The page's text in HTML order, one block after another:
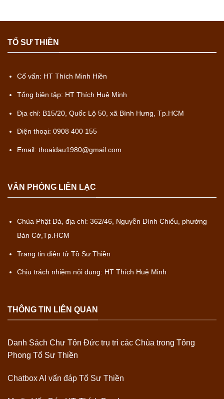
TỔ SƯ THIỀN
Cố vấn: HT Thích Minh Hiền
Tổng biên tập: HT Thích Huệ Minh
Địa chỉ: B15/20, Quốc Lộ 50, xã Bình Hưng, Tp.HCM
Điện thoại: 0908 400 155
Email: thoaidau1980@gmail.com
VĂN PHÒNG LIÊN LẠC
Chùa Phật Đà, địa chỉ: 362/46, Nguyễn Đình Chiểu, phường
Bàn Cờ,Tp.HCM
Trang tin điện tử Tồ Sư Thiền
Chịu trách nhiệm nội dung: HT Thích Huệ Minh
THÔNG TIN LIÊN QUAN
Danh Sách Chư Tôn Đức trụ trì các Chùa trong Tông
Phong Tổ Sư Thiền
Chatbox AI vấn đáp Tổ Sư Thiền